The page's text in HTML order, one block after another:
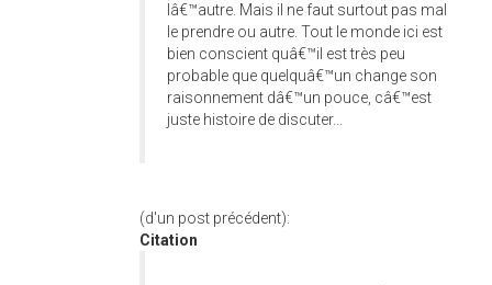
lâ€™autre. Mais il ne faut surtout pas mal
le prendre ou autre. Tout le monde ici est
bien conscient quâ€™il est très peu
probable que quelquâ€™un change son
raisonnement dâ€™un pouce, câ€™est
juste histoire de discuter...
(d'un post précédent):
Citation